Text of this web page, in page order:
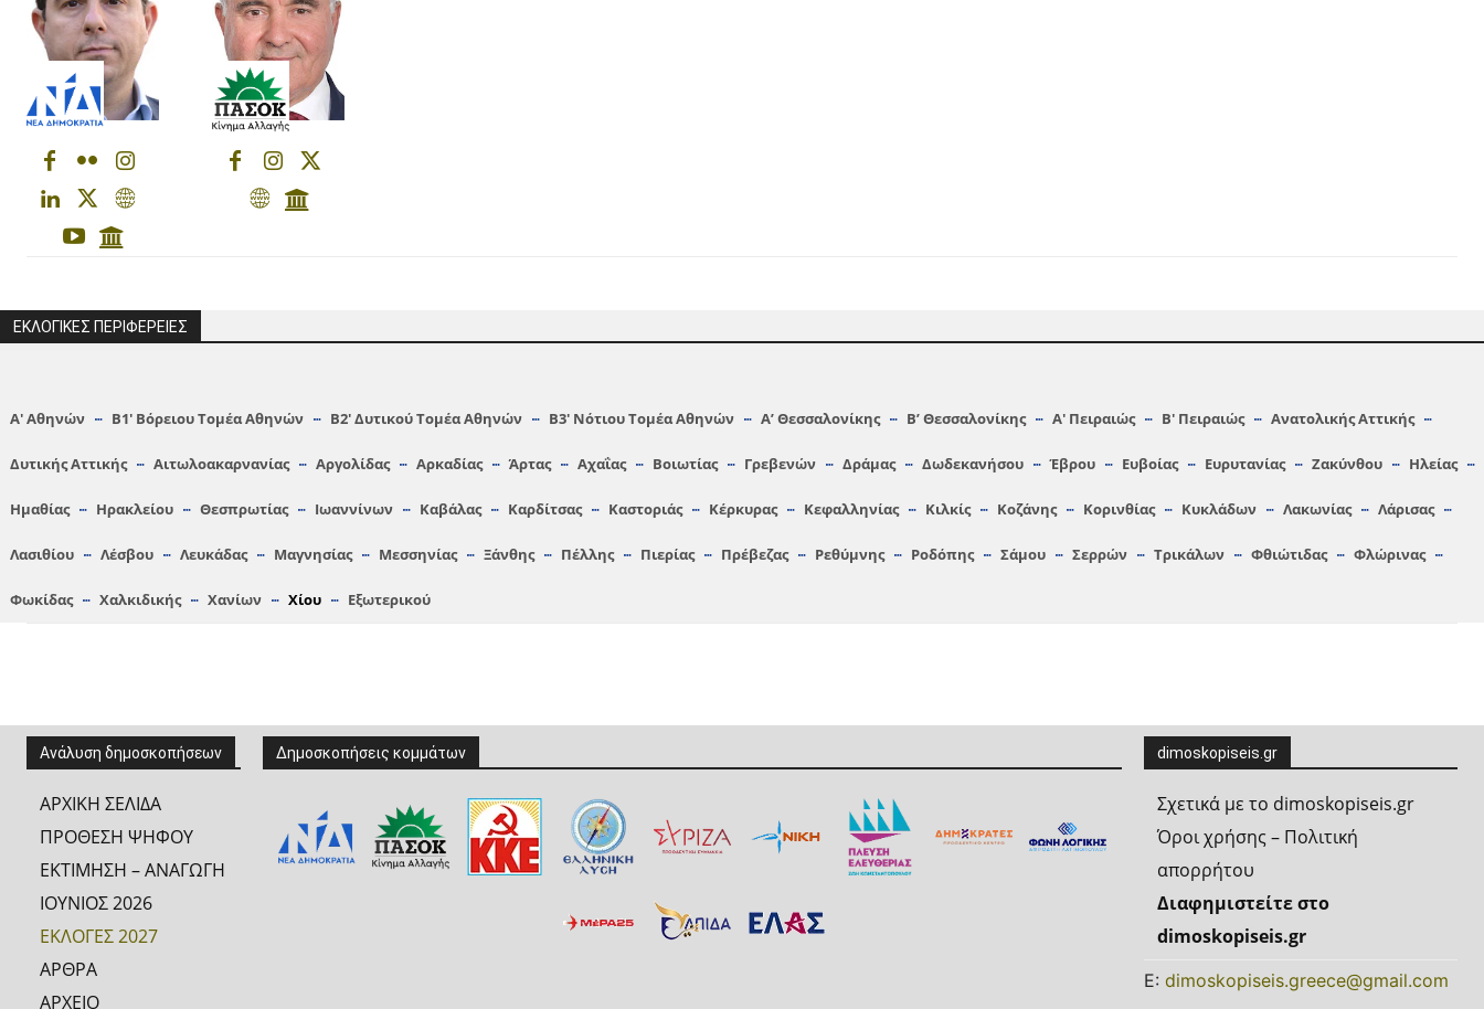
ΕΚΛΟΓΙΚΕΣ ΠΕΡΙΦΕΡΕΙΕΣ
Α′ Αθηνών Β1′ Βόρειου Τομέα Αθηνών Β2′ Δυτικού Τομέα Αθηνών Β3′ Νότιου Τομέα Αθηνών A’ Θεσσαλονίκης Β’ Θεσσαλονίκης Α′ Πειραιώς Β′ Πειραιώς Ανατολικής Αττικής
Δυτικής Αττικής Αιτωλοακαρνανίας Αργολίδας Αρκαδίας Άρτας Αχαΐας Βοιωτίας Γρεβενών Δράμας Δωδεκανήσου Έβρου Ευβοίας Ευρυτανίας Ζακύνθου Ηλείας
Hμαθίας Ηρακλείου Θεσπρωτίας Ιωαννίνων Καβάλας Καρδίτσας Καστοριάς Κέρκυρας Κεφαλληνίας Κιλκίς Κοζάνης Κορινθίας Κυκλάδων Λακωνίας Λάρισας
Λασιθίου Λέσβου Λευκάδας Μαγνησίας Μεσσηνίας Ξάνθης Πέλλης Πιερίας Πρέβεζας Ρεθύμνης Ροδόπης Σάμου Σερρών Τρικάλων Φθιώτιδας Φλώρινας
Φωκίδας Χαλκιδικής Χανίων Χίου Εξωτερικού
Ανάλυση δημοσκοπήσεων
ΑΡΧΙΚΗ ΣΕΛΙΔΑ
ΠΡΟΘΕΣΗ ΨΗΦΟΥ
ΕΚΤΙΜΗΣΗ – ΑΝΑΓΩΓΗ
ΙΟΥΝΙΟΣ 2026
ΕΚΛΟΓΕΣ 2027
ΑΡΘΡΑ
ΑΡΧΕΙΟ
Δημοσκοπήσεις κομμάτων dimoskopiseis.gr
Σχετικά με το dimoskopiseis.gr
Όροι χρήσης – Πολιτική
απορρήτου
Διαφημιστείτε στο
dimoskopiseis.gr
Ε:dimoskopiseis.greece@gmail.com